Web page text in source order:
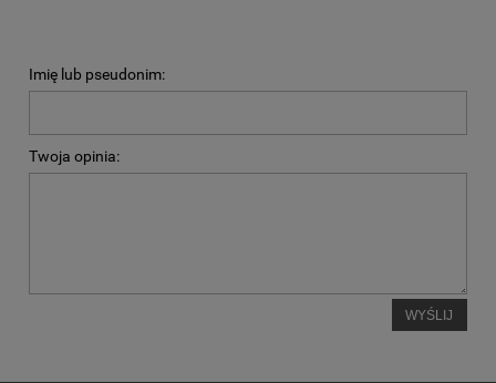
Imię lub pseudonim:
Twoja opinia:
WYŚLIJ